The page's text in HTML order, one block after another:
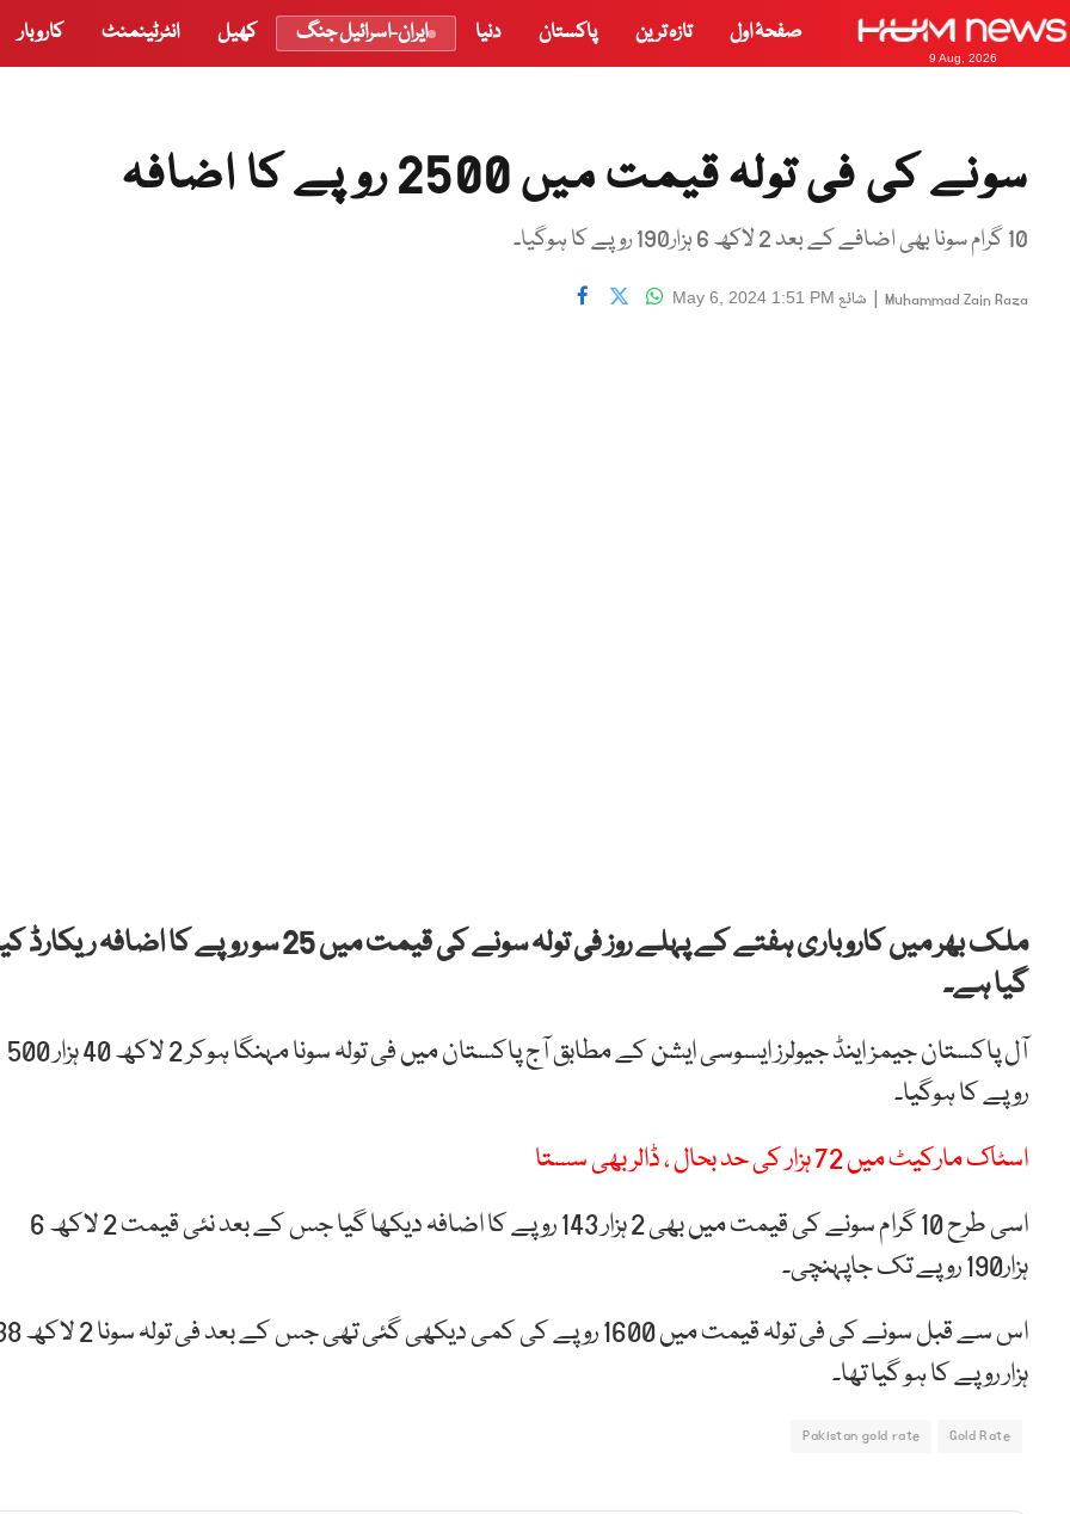
9 Aug, 2026
صفحۂ اول تازہ ترین پاکستان دنیا ایران-اسرائیل جنگ کھیل انٹرٹینمنٹ کاروبار
سونے کی فی تولہ قیمت میں 2500 روپے کا اضافہ
10 گرام سونا بھی اضافے کے بعد 2 لاکھ 6 ہزار190 روپے کا ہوگیا۔
Muhammad Zain Raza
| شائع May 6, 2024 1:51 PM
ملک بھر میں کاروباری ہفتے کے پہلے روز فی تولہ سونے کی قیمت میں 25 سو روپے کا اضافہ
گیا ہے۔
آل پاکستان جیمز اینڈ جیولرز ایسوسی ایشن کے مطابق آج پاکستان میں فی تولہ سونا مہنگا ہوکر 2 لاکھ 40 ہزار 500
روپے کا ہوگیا۔
اسٹاک مارکیٹ میں 72 ہزار کی حد بحال ، ڈالر بھی سستا
اسی طرح 10 گرام سونے کی قیمت میں بھی 2 ہزار 143 روپے کا اضافہ دیکھا گیا جس کے بعد نئی قیمت 2 لاکھ 6
ہزار190 روپے تک جاپہنچی۔
اس سے قبل سونے کی فی تولہ قیمت میں 1600 روپے کی
ہزار روپے کا ہو گیا تھا۔
Gold Rate
Pakistan gold rate